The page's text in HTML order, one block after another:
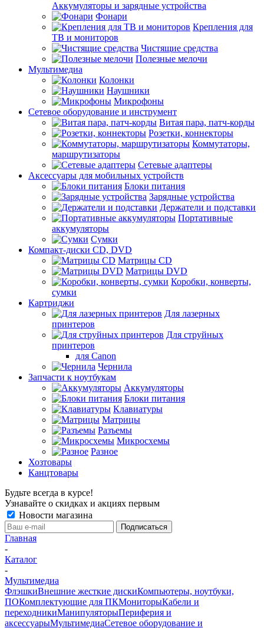
Аккумуляторы и зарядные устройства
Фонари
Крепления для
ТВ и мониторов
Чистящие средства
Полезные мелочи
Мультимедиа
Колонки
Наушники
Микрофоны
Сетевое оборудование и инструмент
Витая пара, патч-корды
Розетки, коннекторы
Коммутаторы,
маршрутизаторы
Сетевые адаптеры
Аксессуары для мобильных устройств
Блоки питания
Зарядные устройства
Держатели и подставки
Портативные
аккумуляторы
Сумки
Компакт-диски CD, DVD
Матрицы CD
Матрицы DVD
Коробки, конверты,
сумки
Картриджи
Для лазерных
принтеров
Для струйных
принтеров
для Canon
Чернила
Запчасти к ноутбукам
Аккумуляторы
Блоки питания
Клавиатуры
Матрицы
Разъемы
Микросхемы
Разное
Хозтовары
Канцтовары
Будьте всегда в курсе!
Узнавайте о скидках и акциях первым
Новости магазина
Главная
-
Каталог
-
Мультимедиа
ФлэшкиВнешние жесткие дискиКомпьютеры, ноутбуки,
ПОКомплектующие для ПКМониторыКабели и
переходникиМанипуляторыПериферия и
аксессуарыМультимедиаСетевое оборудование и